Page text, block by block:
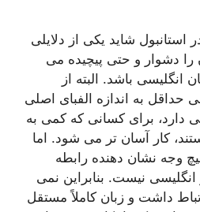
استانبول شاید یکی از دلایلی
را دشوار و حتی پیچیده می
انگلیسی باشد. البته از
حداقل به اندازه الفبای اصلی
دارد، برای کسانی که کمی به
کار آسان تر می شود. اما
وجه نشان دهنده رابطه
نیست. بنابراین نمی
داشت و زبان کاملاً مستقل